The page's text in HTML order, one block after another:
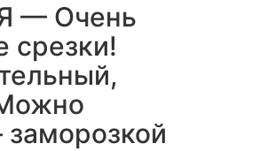
— Очень
срезки!
заморозкой